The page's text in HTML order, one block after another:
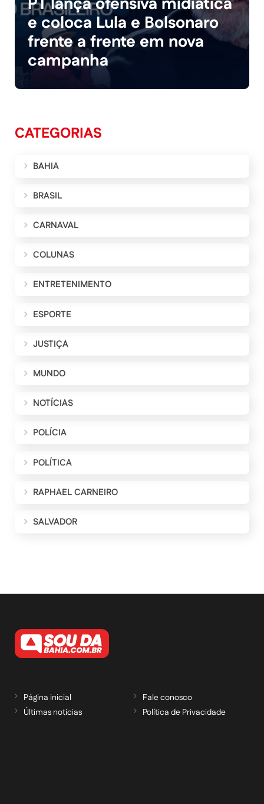
e coloca Lula e Bolsonaro
frente a frente em nova
campanha
CATEGORIAS
BAHIA
BRASIL
CARNAVAL
COLUNAS
ENTRETENIMENTO
ESPORTE
JUSTIÇA
MUNDO
NOTÍCIAS
POLÍCIA
POLÍTICA
RAPHAEL CARNEIRO
SALVADOR
Página inicial
Últimas notícias
Fale conosco
Política de Privacidade